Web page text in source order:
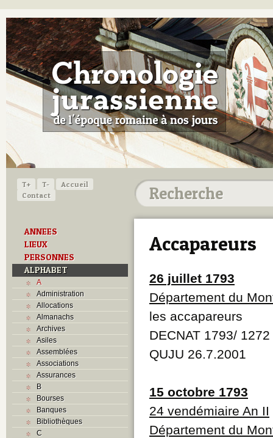
T+ T-
Accueil
Contact
ANNEES
LIEUX
PERSONNES
ALPHABET
A
Administration
Allocations
Almanachs
Archives
Asiles
Assemblées
Associations
Assurances
B
Bourses
Banques
Bibliothèques
C
Accapareurs
26 juillet 1793
Département du
les accapareurs
DECNAT 1793/ 1272
QUJU 26.7.2001
15 octobre 1793
24 vendémiaire An II
Département du